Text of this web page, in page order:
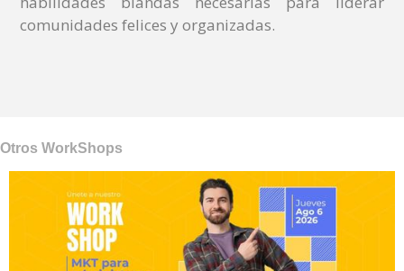
comunidades felices y organizadas.
Otros WorkShops